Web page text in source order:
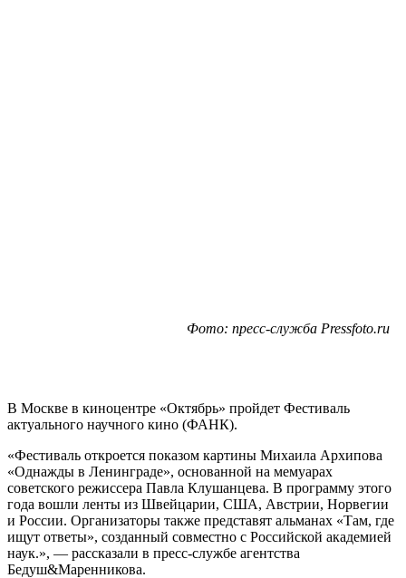
Фото: пресс-служба Pressfoto.ru
В Москве в киноцентре «Октябрь» пройдет Фестиваль
актуального научного кино (ФАНК).
«Фестиваль откроется показом картины Михаила Архипова
«Однажды в Ленинграде», основанной на мемуарах
советского режиссера Павла Клушанцева. В программу этого
года вошли ленты из Швейцарии, США, Австрии, Норвегии
и России. Организаторы также представят альманах «Там, где
ищут ответы», созданный совместно с Российской академией
наук.», — рассказали в пресс-службе агентства
Бедуш&Маренникова.